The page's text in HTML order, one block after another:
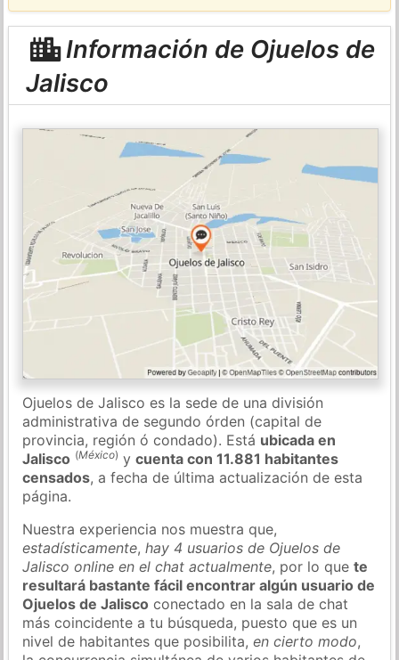
Información de Ojuelos de
Jalisco
Ojuelos de Jalisco es la sede de una división
administrativa de segundo órden (capital de
provincia, región ó condado). Está ubicada en
Jalisco (México) ycuenta con 11.881 habitantes
censados, a fecha de última actualización de esta
página.
Nuestra experiencia nos muestra que,
estadísticamente,hay 4 usuarios de Ojuelos de
Jalisco online en el chat actualmente, por lo quete
resultará bastante fácil encontrar algún usuario de
Ojuelos de Jalisco conectado en la sala de chat
más coincidente a tu búsqueda, puesto que es un
nivel de habitantes que posibilita,en cierto modo,